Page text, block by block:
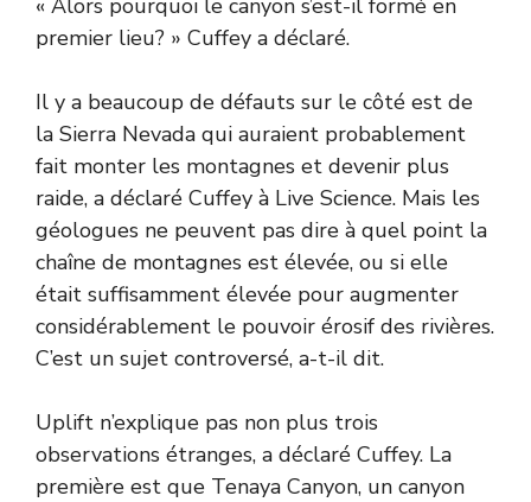
« Alors pourquoi le canyon s’est-il formé en
premier lieu? » Cuffey a déclaré.
Il y a beaucoup de défauts sur le côté est de
la Sierra Nevada qui auraient probablement
fait monter les montagnes et devenir plus
raide, a déclaré Cuffey à Live Science. Mais les
géologues ne peuvent pas dire à quel point la
chaîne de montagnes est élevée, ou si elle
était suffisamment élevée pour augmenter
considérablement le pouvoir érosif des rivières.
C’est un sujet controversé, a-t-il dit.
Uplift n’explique pas non plus trois
observations étranges, a déclaré Cuffey. La
première est que Tenaya Canyon, un canyon